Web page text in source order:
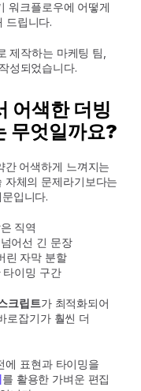
워크플로우에 어떻게
드립니다.
제작하는 마케팅 팀,
성되었습니다.
어색한 더빙
무엇일까요?
간 어색하게 느껴지는
자체의 문제라기보다는
입니다.
직역
어선 긴 문장
린 자막 분할
타이밍 구간
크립트가 최적화되어
로잡기가 훨씬 더
에 표현과 타이밍을
를 활용한 가벼운 편집